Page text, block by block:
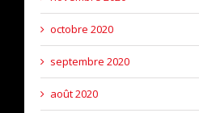
octobre 2020
septembre 2020
août 2020